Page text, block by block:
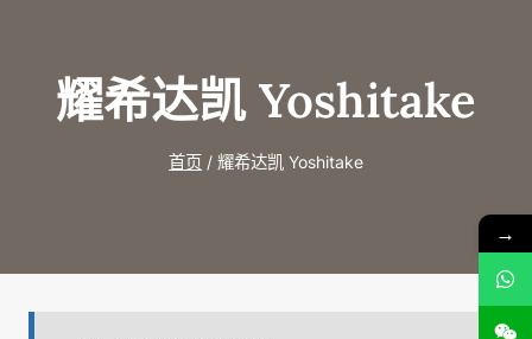
耀希达凯 Yoshitake
首页 / 耀希达凯 Yoshitake
→